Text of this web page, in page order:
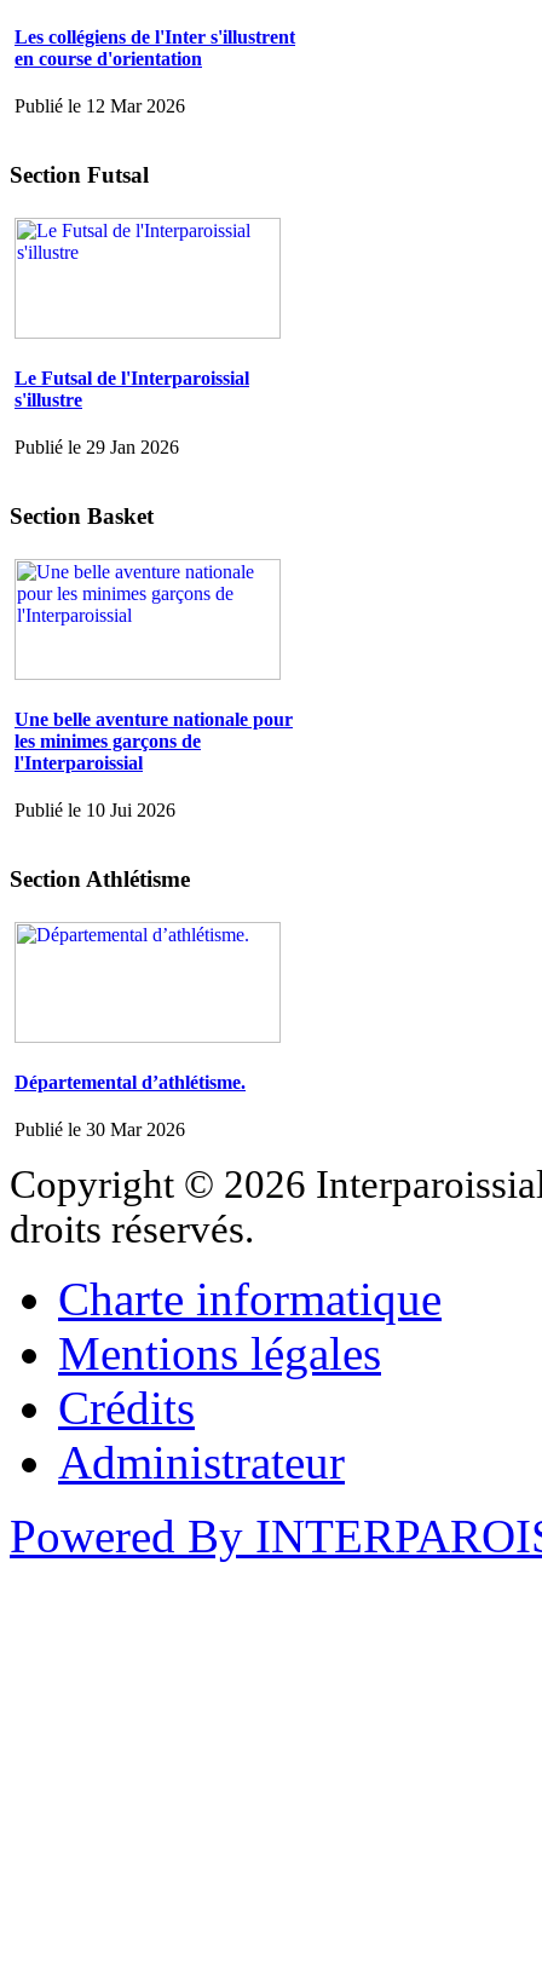
Les collégiens de l'Inter s'illustrent
en course d'orientation
Publié le 12 Mar 2026
Section Futsal
Le Futsal de l'Interparoissial
s'illustre
Publié le 29 Jan 2026
Section Basket
Une belle aventure nationale pour
les minimes garçons de
l'Interparoissial
Publié le 10 Jui 2026
Section Athlétisme
Départemental d’athlétisme.
Publié le 30 Mar 2026
Copyright © 2026
droits réservés.
Charte informatique
Mentions légales
Crédits
Administrateur
Powered By